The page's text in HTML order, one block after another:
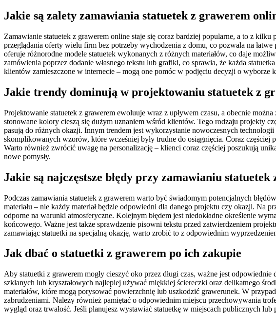
Jakie są zalety zamawiania statuetek z grawerem
Zamawianie statuetek z grawerem online staje się coraz bardziej popularne, a to z
przeglądania oferty wielu firm bez potrzeby wychodzenia z domu, co pozwala na
oferuje różnorodne modele statuetek wykonanych z różnych materiałów, co daje
zamówienia poprzez dodanie własnego tekstu lub grafiki, co sprawia, że każda
klientów zamieszczone w internecie – mogą one pomóc w podjęciu decyzji o wyborze
Jakie trendy dominują w projektowaniu statuetek z
Projektowanie statuetek z grawerem ewoluuje wraz z upływem czasu, a obecnie
stonowane kolory cieszą się dużym uznaniem wśród klientów. Tego rodzaju projekty
pasują do różnych okazji. Innym trendem jest wykorzystanie nowoczesnych
skomplikowanych wzorów, które wcześniej były trudne do osiągnięcia. Coraz
Warto również zwrócić uwagę na personalizację – klienci coraz częściej poszukują
nowe pomysły.
Jakie są najczęstsze błędy przy zamawianiu statuetek
Podczas zamawiania statuetek z grawerem warto być świadomym potencjalnych
materiału – nie każdy materiał będzie odpowiedni dla danego projektu czy okazji. Na
odporne na warunki atmosferyczne. Kolejnym błędem jest niedokładne określenie
końcowego. Ważne jest także sprawdzenie pisowni tekstu przed zatwierdzeniem
zamawiając statuetki na specjalną okazję, warto zrobić to z odpowiednim
Jak dbać o statuetki z grawerem po ich zakupie
Aby statuetki z grawerem mogły cieszyć oko przez długi czas, ważne jest
szklanych lub kryształowych najlepiej używać miękkiej ściereczki oraz delikatnego
materiałów, które mogą porysować powierzchnię lub uszkodzić grawerunek. W
zabrudzeniami. Należy również pamiętać o odpowiednim miejscu przechowywania
wygląd oraz trwałość. Jeśli planujesz wystawiać statuetkę w miejscach publicznych